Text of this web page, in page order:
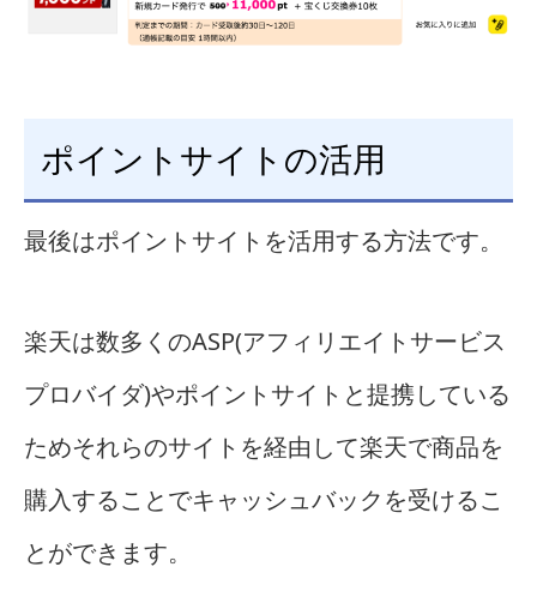
ポイントサイトの活用
最後はポイントサイトを活用する方法です。
楽天は数多くのASP(アフィリエイトサービス
プロバイダ)やポイントサイトと提携している
ためそれらのサイトを経由して楽天で商品を
購入することでキャッシュバックを受けるこ
とができます。